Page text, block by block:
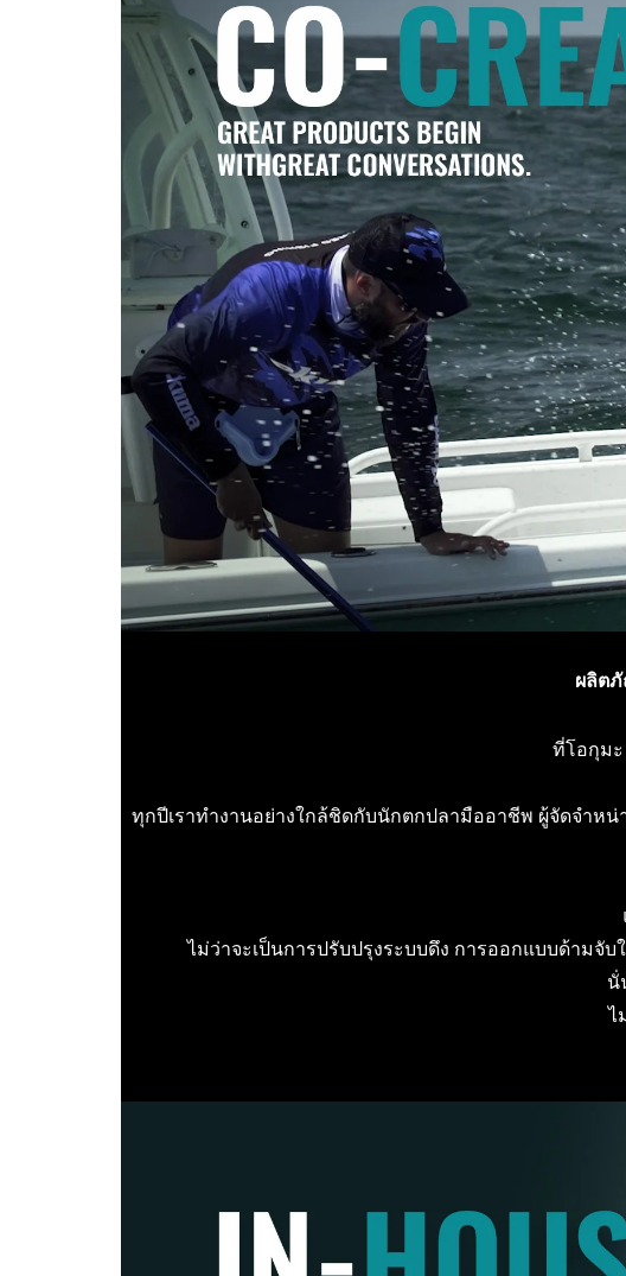
ผลิต
ที่โอกุมะ
ทุกปีเราทำงานอย่างใกล้ชิดกับนักตกปลามืออาชีพ ผู้จัดจำหน่
ไม่ว่าจะเป็นการปรับปรุงระบบดึง การออกแบบด้าม
นั่
ไ